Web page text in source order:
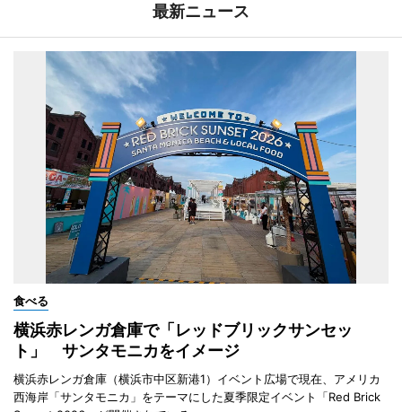
最新ニュース
食べる
横浜赤レンガ倉庫で「レッドブリックサンセッ
ト」 サンタモニカをイメージ
横浜赤レンガ倉庫（横浜市中区新港1）イベント広場で現在、アメリカ
西海岸「サンタモニカ」をテーマにした夏季限定イベント「Red Brick